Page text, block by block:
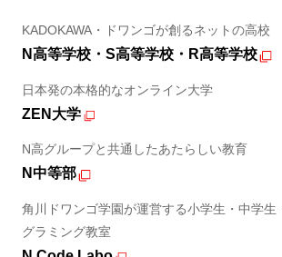
KADOKAWA・ドワンゴが創るネットの高校
N高等学校・S高等学校・R高等学校
日本発の本格的なオンライン大学
ZEN大学
N高グループと共通したあたらしい教育
N中等部
角川ドワンゴ学園が運営する小学生・中学生
グラミング教室